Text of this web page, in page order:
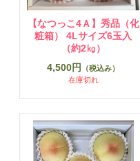
【なつっこ4Ａ】秀品（化
粧箱） 4Lサイズ6玉入
（約2㎏）
4,500円
（税込み）
在庫切れ